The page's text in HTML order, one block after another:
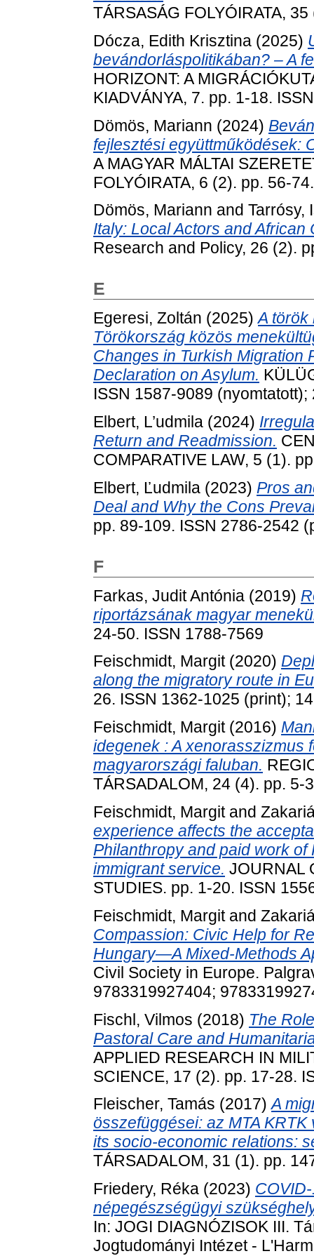
TÁRSASÁG FOLYÓIRATA,
Dócza, Edith Krisztina (2025)
bevándorláspolitikában? – A
HORIZONT: A
KIADVÁNYA, 7. pp. 1-18.
Dömös, Mariann (2024)
fejlesztési együttműködések:
A MAGYAR MÁLTAI
FOLYÓIRATA, 6 (2). pp. 56-
Dömös, Mariann and Tarrósy,
Italy: Local Actors and African
Research and Policy, 26 (2).
E
Egeresi, Zoltán (2025)A török
Törökország közös
Changes in Turkish Migration
Declaration on Asylum.
ISSN 1587-9089
Elbert, L’udmila (2024)
Return and Readmission.
COMPARATIVE LAW, 5 (1).
Elbert, Ľudmila (2023) Pros
Deal and Why the Cons
pp. 89-109. ISSN 2786-2542
F
Farkas, Judit Antónia (2019)
riportázsának magyar
24-50. ISSN 1788-7569
Feischmidt, Margit(2020)
along the migratory route in
26. ISSN 1362-1025 (print);
Feischmidt, Margit(2016)
idegenek : A xenorasszizmus
magyarországi faluban.
TÁRSADALOM, 24 (4). pp. 5-
Feischmidt, Margitand
experience affects the
Philanthropy and paid work
immigrant service. JOURNAL
STUDIES. pp. 1-20. ISSN
Feischmidt, Margitand
Compassion: Civic Help for
Hungary—A Mixed-Methods
Civil Society in Europe.
9783319927404;
Fischl, Vilmos (2018) The
Pastoral Care and
APPLIED RESEARCH IN
SCIENCE, 17 (2). pp. 17-28.
Fleischer, Tamás (2017)A
összefüggései: az MTA
its socio-economic relations:
TÁRSADALOM, 31 (1). pp.
Friedery, Réka (2023)
népegészségügyi
In: JOGI DIAGNÓZISOK III.
Jogtudományi Intézet -